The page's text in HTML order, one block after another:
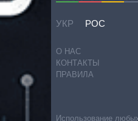
УКР РОС
О НАС
КОНТАКТЫ
ПРАВИЛА
Использование